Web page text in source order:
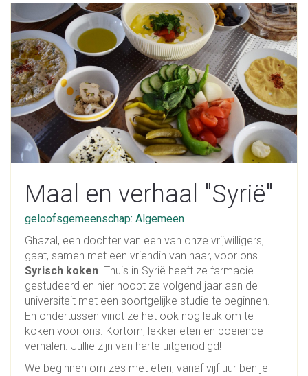
Maal en verhaal "Syrië"
geloofsgemeenschap: Algemeen
Ghazal, een dochter van een van onze vrijwilligers,
gaat, samen met een vriendin van haar, voor ons
Syrisch koken. Thuis in Syrië heeft ze farmacie
gestudeerd en hier hoopt ze volgend jaar aan de
universiteit met een soortgelijke studie te beginnen.
En ondertussen vindt ze het ook nog leuk om te
koken voor ons. Kortom, lekker eten en boeiende
verhalen. Jullie zijn van harte uitgenodigd!
We beginnen om zes met eten, vanaf vijf uur ben je